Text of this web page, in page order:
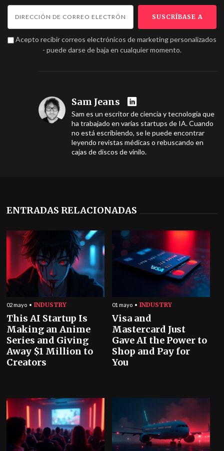
Acepto recibir correos electrónicos de marketing personalizados
- puede darse de baja en cualquier momento.
Sam Jeans
Sam es un escritor de ciencia y tecnología que
ha trabajado en varias startups de IA. Cuando
no está escribiendo, se le puede encontrar
leyendo revistas médicas o rebuscando en
cajas de discos de vinilo.
ENTRADAS RELACIONADAS
02 mayo INDUSTRY
This AI Startup Is
Making an Anime
Series and Giving
Away $1 Million to
Creators
01 mayo INDUSTRY
Visa and
Mastercard Just
Gave AI the Power to
Shop and Pay for
You